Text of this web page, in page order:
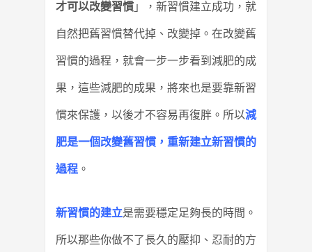
才可以改變習慣 」，新習慣建立成功，就
自然把舊習慣替代掉、改變掉。在改變舊
習慣的過程，就會一步一步看到減肥的成
果，這些減肥的成果，將來也是要靠新習
慣來保護，以後才不容易再復胖。所以減
肥是一個改變舊習慣，重新建立新習慣的
過程 。
新習慣的建立是需要穩定足夠長的時間。
所以那些你做不了長久的壓抑、忍耐的方